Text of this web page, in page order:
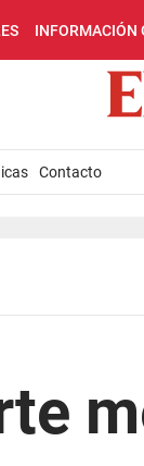
INFORMACIÓN
Contacto